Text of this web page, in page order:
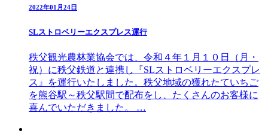
2022年01月24日
SLストロベリーエクスプレス運行
秩父観光農林業協会では、令和４年１月１０日（月・
祝）に秩父鉄道と連携し『SLストロベリーエクスプレ
ス』を運行いたしました。秩父地域の獲れたていちご
を熊谷駅～秩父駅間で配布をし、たくさんのお客様に
喜んでいただきました。 …